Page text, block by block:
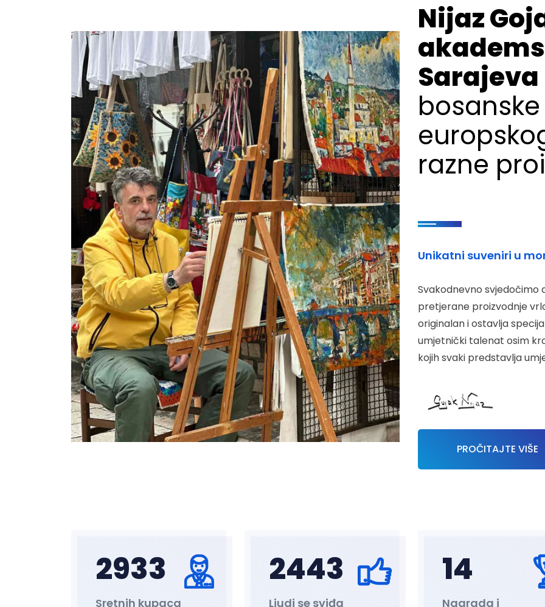
Nijaz
Sarajeva
razne
Unikatni suveniri u
Svakodnevno svjedočimo
pretjerane proizvodnje
originalan i ostavlja
umjetnički talenat osim
kojih svaki predstavlja
PROČITAJTE VIŠE
3000
Sretnih kupaca
2500
Ljudi se sviđa
15
Nagrada i